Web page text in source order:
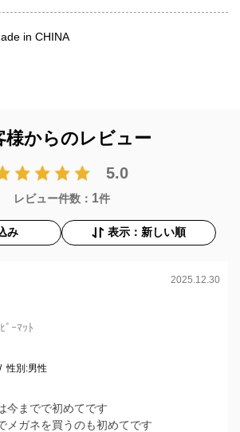
in CHINA
様からのレビュー
5.0
レビュー件数： 1件
み 表示：新しい順
2025.12.30
ﾞｰﾏｯﾄ
性別:男性
今までで初めてです
メガネを買うのも初めてです